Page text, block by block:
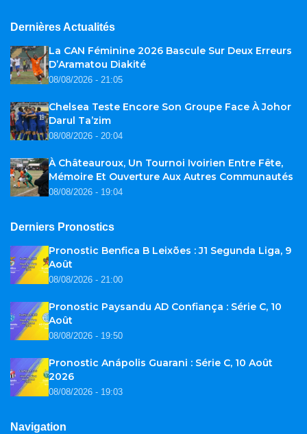
Dernières Actualités
La CAN Féminine 2026 Bascule Sur Deux Erreurs
D’Aramatou Diakité
08/08/2026 - 21:05
Chelsea Teste Encore Son Groupe Face À Johor
Darul Ta’zim
08/08/2026 - 20:04
À Châteauroux, Un Tournoi Ivoirien Entre Fête,
Mémoire Et Ouverture Aux Autres Communautés
08/08/2026 - 19:04
Derniers Pronostics
Pronostic Benfica B Leixões : J1 Segunda Liga, 9
Août
08/08/2026 - 21:00
Pronostic Paysandu AD Confiança : Série C, 10
Août
08/08/2026 - 19:50
Pronostic Anápolis Guarani : Série C, 10 Août
2026
08/08/2026 - 19:03
Navigation